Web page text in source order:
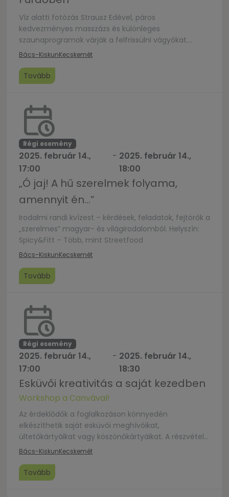
Víz alatti fotózás Strausz Edével, páros
kedvezményes masszázs és különleges
szaunaprogramok várják a felfrissülni vágyókat.
Bővebb információ: www.kecskemetifurdo.hu
Bács-KiskunKecskemét
Tovább
Régi esemény
2025. február 14.,
17:00
- 2025. február 14.,
18:00
„Ó jaj! A hű szerelmek folyama,
amennyit én…”
Irodalmi randi kvízest – kérdések, feladatok, fejtörők a
„szerelmes” magyar- és világirodalomból. Helyszín:
Spicy&Fitt – Több, mint Streetfood
Bács-KiskunKecskemét
Tovább
Régi esemény
2025. február 14.,
17:00
- 2025. február 14.,
18:30
Esküvői kreativitás a saját kezedben
Workshop a Canvával!
Az érdeklődők a foglalkozáson könnyedén
elkészíthetik saját esküvői meghívóikat,
ültetőkártyáikat vagy köszönőkártyáikat. A részvétel
regisztrációhoz kötött: info@szik-kecskemet.hu Saját
a helyszínen is rendelkezésre áll.
Bács-KiskunKecskemét
Tovább